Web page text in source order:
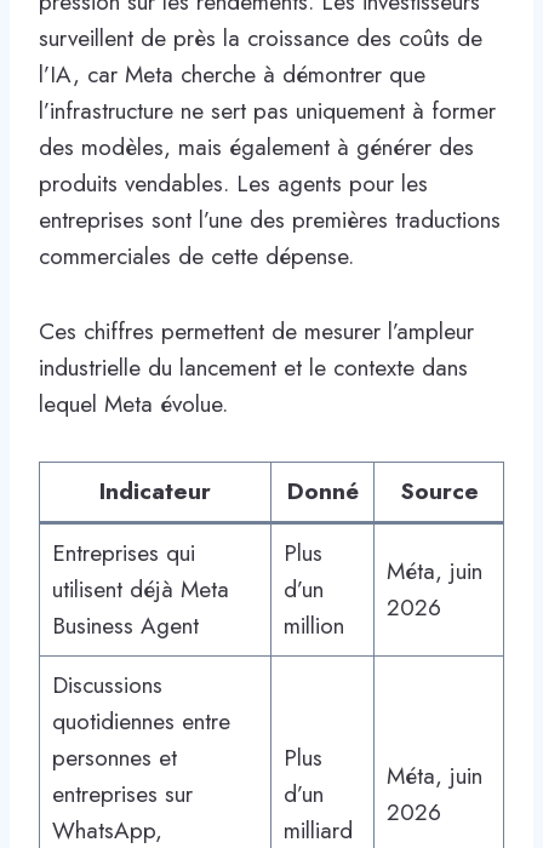
surveillent de près la croissance des coûts de
l’IA, car Meta cherche à démontrer que
l’infrastructure ne sert pas uniquement à former
des modèles, mais également à générer des
produits vendables. Les agents pour les
entreprises sont l’une des premières traductions
commerciales de cette dépense.
Ces chiffres permettent de mesurer l’ampleur
industrielle du lancement et le contexte dans
lequel Meta évolue.
Indicateur Donné
Source
Entreprises qui
utilisent déjà Meta
Business Agent
Plus
d’un
million
Méta, juin
2026
Discussions
quotidiennes entre
personnes et
entreprises sur
WhatsApp,
Plus
d’un
milliard
Méta, juin
2026